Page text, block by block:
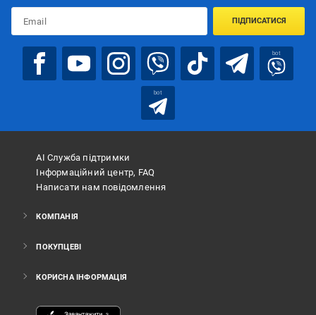
ПІДПИСАТИСЯ
bot
bot
АІ Служба підтримки
Інформаційний центр, FAQ
Написати нам повідомлення
КОМПАНІЯ
ПОКУПЦЕВІ
КОРИСНА ІНФОРМАЦІЯ